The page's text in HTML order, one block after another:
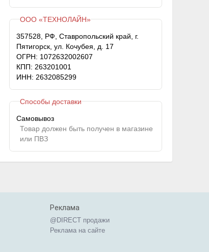
ООО «ТЕХНОЛАЙН»
357528, РФ, Ставропольский край, г.
Пятигорск, ул. Кочубея, д. 17
ОГРН: 1072632002607
КПП: 263201001
ИНН: 2632085299
Способы доставки
Самовывоз
Товар должен быть получен в магазине
или ПВЗ
Реклама
@DIRECT продажи
Реклама на сайте